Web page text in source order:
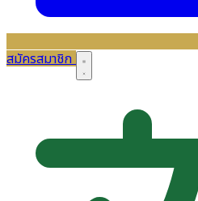
สมัครสมาชิก